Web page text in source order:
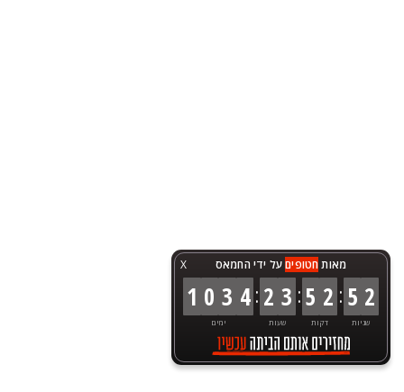
X מאותחטופיםעל ידי החמאס
1 0 3 4
ימים
: 2 3
שעות
:5 2
דקות
: 5 2
שניות